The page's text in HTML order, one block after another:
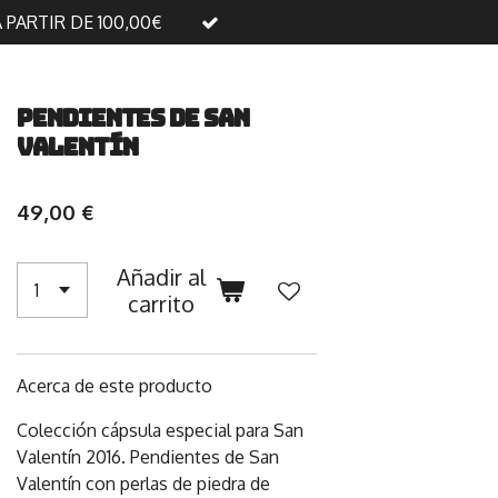
DE 100,00€
Pendientes de San
Valentín
49,00 €
Añadir al
carrito
Acerca de este producto
Colección cápsula especial para San
Valentín 2016. Pendientes de San
Valentín con perlas de piedra de